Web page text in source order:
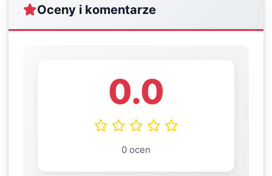
Oceny i komentarze
0.0
0 ocen